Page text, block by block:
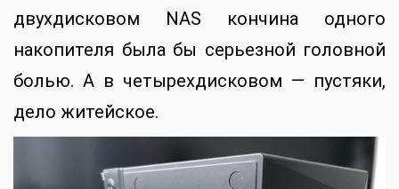
двухдисковом NAS кончина одного
накопителя была бы серьезной головной
болью. А в четырехдисковом — пустяки,
дело житейское.